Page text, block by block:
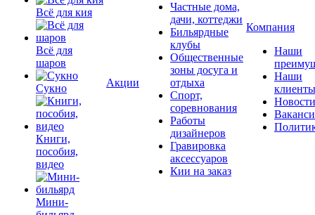
Всё для кия
Всё для
шаров
Сукно
Книги,
пособия,
видео
Мини-
Акции
Частные дома,
дачи, коттеджи
Бильярдные
клубы
Общественные
зоны досуга и
отдыха
Спорт,
соревнования
Работы
дизайнеров
Гравировка
аксессуаров
Кии на заказ
Компания
Наши
Наши
клиенты
Новости